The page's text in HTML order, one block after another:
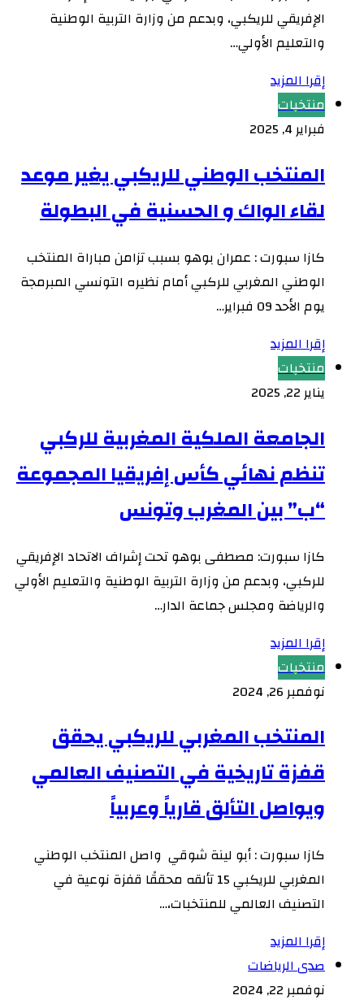
الإفريقي للريكبي، وبدعم من وزارة التربية الوطنية
والتعليم الأولي…
إقرا المزيد
منتخبات
فبراير 4, 2025
المنتخب الوطني للريكبي يغير موعد
لقاء الواك و الحسنية في البطولة
كازا سبورت : عمران بوهو بسبب تزامن مباراة المنتخب
الوطني المغربي للركبي أمام نظيره التونسي المبرمجة
يوم الأحد 09 فبراير…
إقرا المزيد
منتخبات
يناير 22, 2025
الجامعة الملكية المغربية للركبي
تنظم نهائي كأس إفريقيا المجموعة
“ب” بين المغرب وتونس
كازا سبورت: مصطفى بوهو تحت إشراف الاتحاد الإفريقي
للركبي، وبدعم من وزارة التربية الوطنية والتعليم الأولي
والرياضة ومجلس جماعة الدار…
إقرا المزيد
منتخبات
نوفمبر 26, 2024
المنتخب المغربي للريكبي يحقق
قفزة تاريخية في التصنيف العالمي
ويواصل التألق قارياً وعربياً
كازا سبورت : أبو لينة شوقي واصل المنتخب الوطني
المغربي للريكبي 15 تألقه محققًا قفزة نوعية في
التصنيف العالمي للمنتخبات،…
إقرا المزيد
صدى الرياضات
نوفمبر 22, 2024